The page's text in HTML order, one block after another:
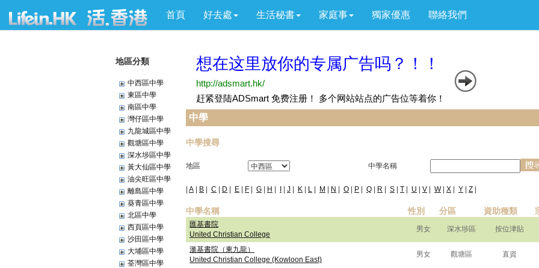
首頁 好去處 生活秘書 家庭事 獨家優惠 聯絡我們
地區分類
中西區中學
東區中學
南區中學
灣仔區中學
九龍城區中學
觀塘區中學
深水埗區中學
黃大仙區中學
油尖旺區中學
離島區中學
葵青區中學
北區中學
西頁區中學
沙田區中學
大埔區中學
荃灣區中學
中學
中學搜尋
地區 中學名稱
A B C D E F G H J K L M N O P Q R S T U V W| X Y Z
中學名稱 性別 分區 資助種類
匯基書院
United Christian College
男女 深水埗區 按位津貼
滙基書院（東九龍）
United Christian College (Kowloon East)
男女 觀塘區 直資